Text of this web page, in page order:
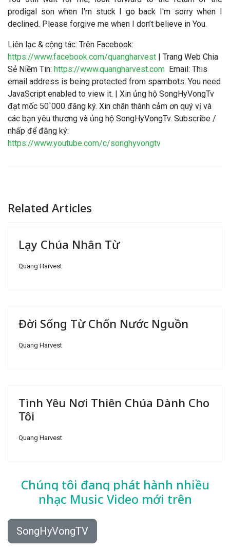
prodigal son when I'm stuck I go back I'm sorry when I
declined. Please forgive me when I don’t believe in You.
Liên lạc & cộng tác: Trên Facebook:
https://www.facebook.com/quangharvest | Trang Web Chia
Sẻ Niềm Tin: https://www.quangharvest.com Email: This
email address is being protected from spambots. You need
JavaScript enabled to view it. | Xin ủng hộ SongHyVongTv
đạt mốc 50`000 đăng ký. Xin chân thành cảm ơn quý vị và
các bạn yêu thương và ủng hộ SongHyVongTv. Subscribe /
nhấp để đăng ký:
https://www.youtube.com/c/songhyvongtv
Related Articles
Lạy Chúa Nhân Từ
Quang Harvest
Đời Sống Từ Chốn Nước Nguồn
Quang Harvest
Tình Yêu Nơi Thiên Chúa Dành Cho
Tôi
Quang Harvest
Chúng tôi đang phát hành nhiều
nhạc Music Video mới trên
SongHyVongTV